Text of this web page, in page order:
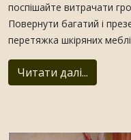
поспішайте витрачати
Повернути багатий і
перетяжка шкіряних
Читати далі...